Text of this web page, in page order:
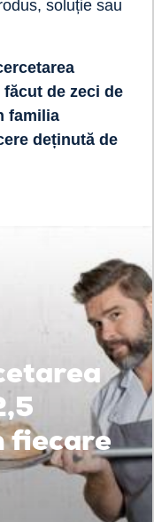
soluție sau
de zeci de
familia
deținută de
fiecare